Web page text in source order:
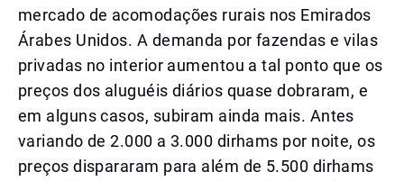
mercado de acomodações rurais nos Emirados
Árabes Unidos. A demanda por fazendas e vilas
privadas no interior aumentou a tal ponto que os
preços dos aluguéis diários quase dobraram, e
em alguns casos, subiram ainda mais. Antes
variando de 2.000 a 3.000 dirhams por noite, os
preços dispararam para além de 5.500 dirhams